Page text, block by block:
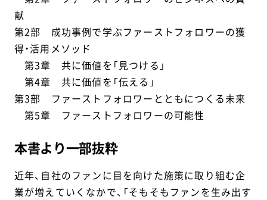
献
第2部 成功事例で学ぶファーストフォロワーの獲
得・活用メソッド
第3章 共に価値を「見つける」
第4章 共に価値を「伝える」
第3部 ファーストフォロワーとともにつくる未来
第5章 ファーストフォロワーの可能性
本書より一部抜粋
近年、自社のファンに目を向けた施策に取り組む企
業が増えていくなかで、「そもそもファンを生み出す